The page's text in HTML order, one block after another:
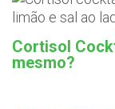
Cortisol
mesmo?